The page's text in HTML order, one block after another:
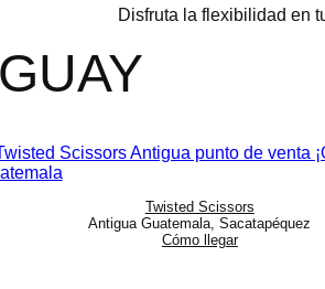
Disfruta la flexibilidad en
Twisted Scissors
Antigua Guatemala, Sacatapéquez
Cómo llegar